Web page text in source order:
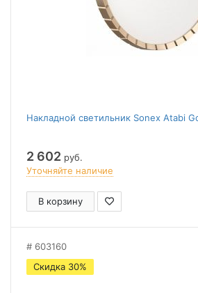
Накладной светильник Sonex Atabi
2 602 руб.
Уточняйте наличие
В корзину
603160
Скидка 30%